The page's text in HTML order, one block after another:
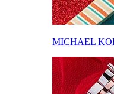
MICHAEL